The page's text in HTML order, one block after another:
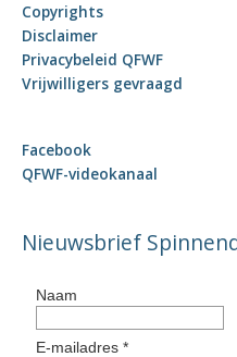
Copyrights
Disclaimer
Privacybeleid QFWF
Vrijwilligers gevraagd
Facebook
QFWF-videokanaal
Nieuwsbrief